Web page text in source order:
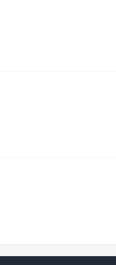
扩张攻坚战，进一步奠定和
牌，正大品牌销售网络已覆